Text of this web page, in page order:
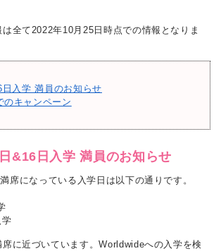
全て2022年10月25日時点での情報となりま
入学 満員のお知らせ
のキャンペーン
&16日入学 満員のお知らせ
席になっている入学日は以下の通りです。
学
に近づいています。Worldwideへの入学を検